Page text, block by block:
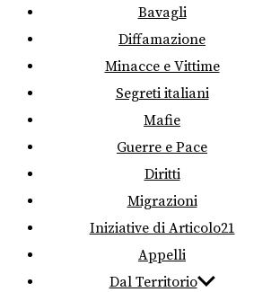
Bavagli
Diffamazione
Minacce e Vittime
Segreti italiani
Mafie
Guerre e Pace
Diritti
Migrazioni
Iniziative di Articolo21
Appelli
Dal Territorio